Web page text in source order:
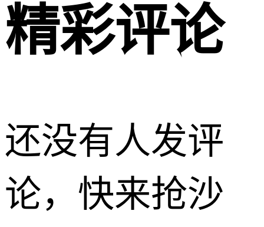
精彩评论
还没有人发评
论，快来抢沙